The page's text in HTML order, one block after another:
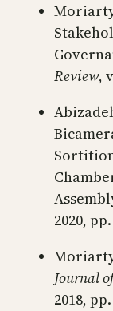
Review,
2020, pp.
Journal
2018, pp.